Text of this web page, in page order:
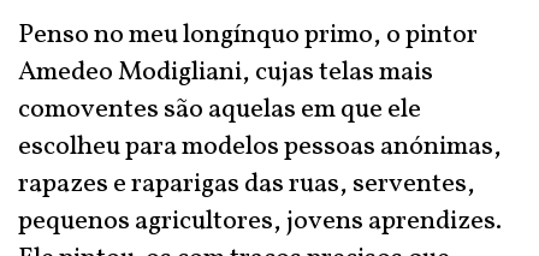
Penso no meu longínquo primo, o pintor
Amedeo Modigliani, cujas telas mais
comoventes são aquelas em que ele
escolheu para modelos pessoas anónimas,
rapazes e raparigas das ruas, serventes,
pequenos agricultores, jovens aprendizes.